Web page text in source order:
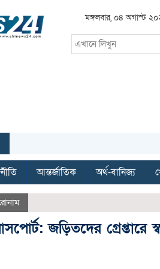
মঙ্গলবার, ০৪ অগাস্ট
আন্তর্জাতিক অর্থ-বানিজ্য
জড়িতদের গ্রেপ্তারে